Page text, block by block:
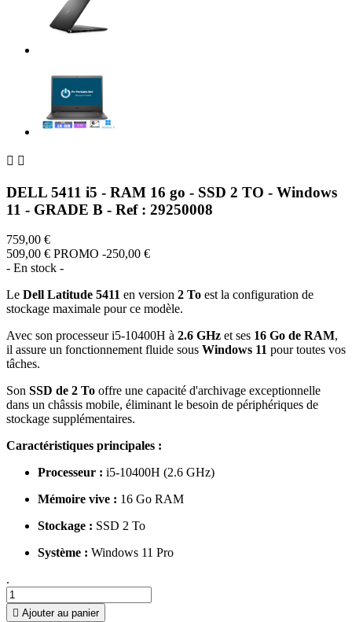
 
DELL 5411 i5 - RAM 16 go - SSD 2 TO - Windows
11 - GRADE B - Ref : 29250008
759,00 €
509,00 € PROMO -250,00 €
- En stock -
Le Dell Latitude 5411 en version 2 To est la configuration de
stockage maximale pour ce modèle.
Avec son processeur i5-10400H à 2.6 GHz et ses 16 Go de RAM,
il assure un fonctionnement fluide sous Windows 11 pour toutes vos
tâches.
Son SSD de 2 To offre une capacité d'archivage exceptionnelle
dans un châssis mobile, éliminant le besoin de périphériques de
stockage supplémentaires.
Caractéristiques principales :
Processeur : i5-10400H (2.6 GHz)
Mémoire vive : 16 Go RAM
Stockage : SSD 2 To
Système : Windows 11 Pro
.
 Ajouter au panier